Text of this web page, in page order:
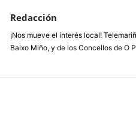
Redacción
¡Nos mueve el interés local!
Baixo Miño, y de los Concellos de O